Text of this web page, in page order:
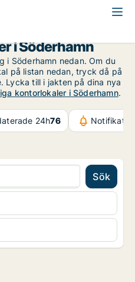
i Söderhamn
i Söderhamn nedan. Om du
på listan nedan, tryck då på
Lycka till i jakten på dina nya
kontorlokaler i Söderhamn.
24h76
Sök